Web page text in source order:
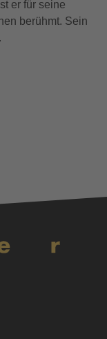
er für seine
berühmt. Sein